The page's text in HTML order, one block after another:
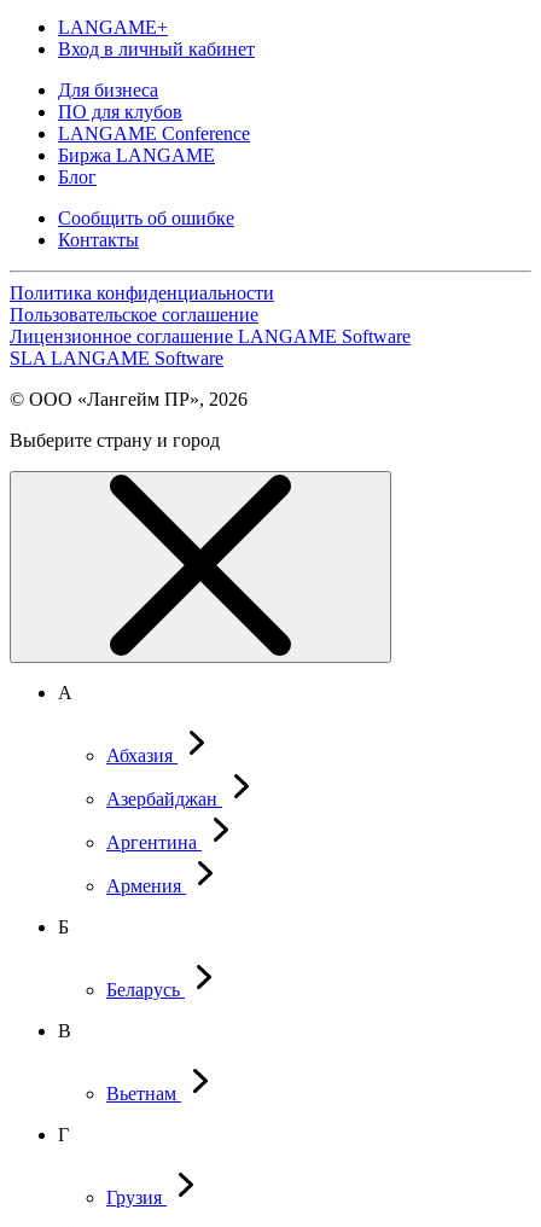
LANGAME+
Вход в личный кабинет
Для бизнеса
ПО для клубов
LANGAME Conference
Биржа LANGAME
Блог
Сообщить об ошибке
Контакты
Политика конфиденциальности
Пользовательское соглашение
Лицензионное соглашение LANGAME Software
SLA LANGAME Software
© ООО «Лангейм ПР», 2026
Выберите страну и город
А
Абхазия
Азербайджан
Аргентина
Армения
Б
Беларусь
В
Вьетнам
Г
Грузия